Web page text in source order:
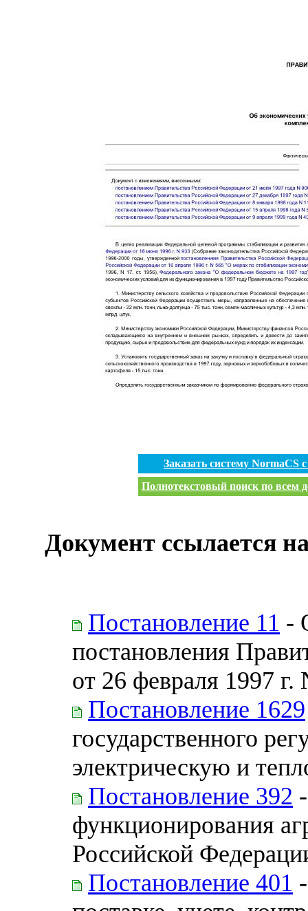
Заказать систему
Полнотекстовый поиск по всем
Документ ссылается
Постановление 11 -
постановления
от 26 февраля 1997 г.
Постановление 1629
государственного
электрическую и
Постановление 392
функционирования
Российской
Постановление 401